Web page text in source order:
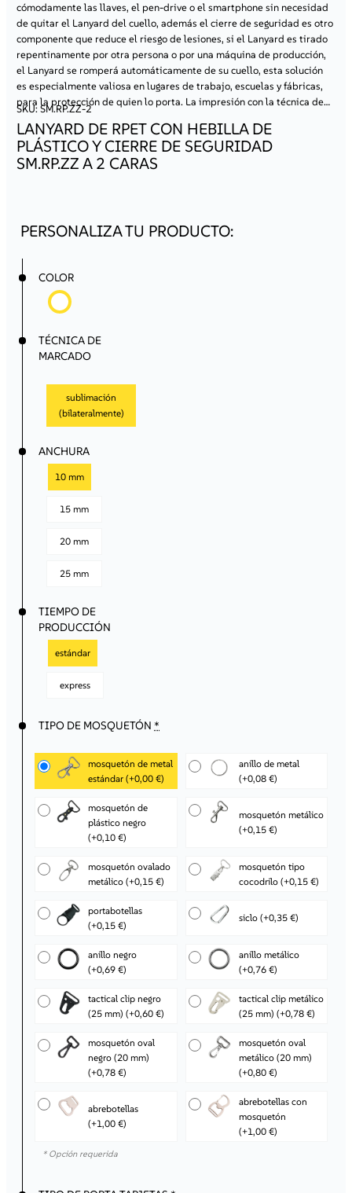
Precios atractivos– al iniciar sesión, tendrás acceso a
ofertas especiales disponibles solo para clientes
registrados.
Contacto individual con un representante– nuestro
especialista dedicado te ayudará a resolver todas tus
dudas y te asesorará en la elección de las mejores
soluciones.
Atención prioritaria– tus pedidos se procesarán más
rápido, lo que te permitirá ahorrar tiempo.
Ofertas personalizadas– recibirás información sobre
promociones y productos adaptados a las
necesidades de tu empresa.
¡Regístrate ahora y comienza a aprovechar todos los
cómodamente las llaves, el pen-drive o el smartphone sin necesidad
de quitar el Lanyard del cuello, además el cierre de seguridad es otro
componente que reduce el riesgo de lesiones, si el Lanyard es tirado
repentinamente por otra persona o por una máquina de producción,
el Lanyard se romperá automáticamente de su cuello, esta solución
es especialmente valiosa en lugares de trabajo, escuelas y fábricas,
para la protección de quien lo porta. La impresión con la técnica de…
SKU: SM.RP.ZZ-2
LANYARD DE RPET CON HEBILLA DE
PLÁSTICO Y CIERRE DE SEGURIDAD
SM.RP.ZZ A 2 CARAS
COLOR
TÉCNICA DE
MARCADO
sublimación
(bilateralmente)
ANCHURA
10 mm
15 mm
20 mm
25 mm
TIEMPO DE
PRODUCCIÓN
estándar
express
TIPO DE MOSQUETÓN *
mosquetón de metal
estándar(+0,00 €)
anillo de metal
(+0,08 €)
mosquetón de
plástico negro
(+0,10 €)
mosquetón metálico
(+0,15 €)
mosquetón ovalado
metálico(+0,15 €)
mosquetón tipo
cocodrilo (+0,15 €)
portabotellas
(+0,15 €)
siclo (+0,35 €)
anillo negro
(+0,69 €)
anillo metálico
(+0,76 €)
tactical clip negro
(25 mm)(+0,60 €)
tactical clip metálico
(25 mm) (+0,78 €)
mosquetón oval
negro (20 mm)
(+0,78 €)
mosquetón oval
metálico (20 mm)
(+0,80 €)
abrebotellas
(+1,00 €)
abrebotellas con
mosquetón
(+1,00 €)
* Opción requerida